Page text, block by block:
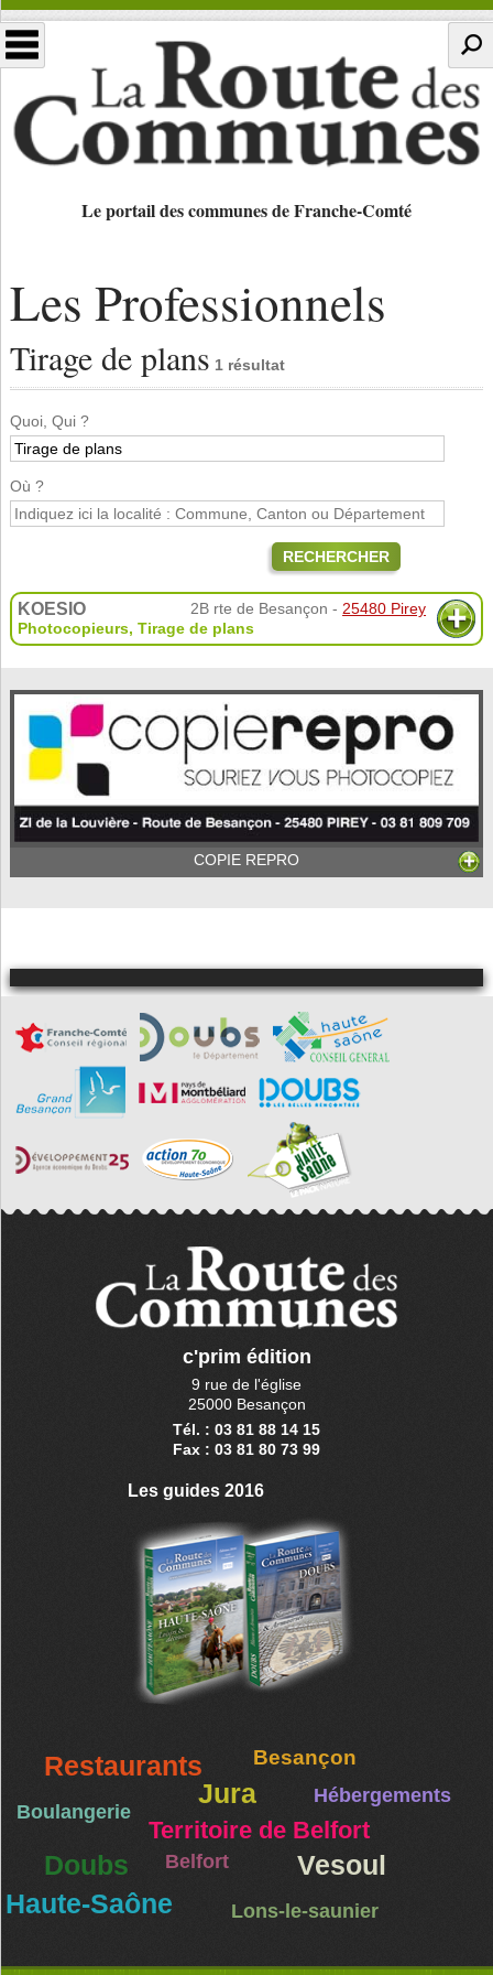
Le portail des communes de Franche-Comté
Les Professionnels
Tirage de plans 1 résultat
Quoi, Qui ?
Où ?
RECHERCHER
KOESIO 2B rte de Besançon - 25480 Pirey
Photocopieurs, Tirage de plans
COPIE REPRO
c'prim édition
9 rue de l'église
25000 Besançon
Tél. : 03 81 88 14 15
Fax : 03 81 80 73 99
Les guides 2016
Restaurants Besançon
Jura Hébergements
Boulangerie
Territoire de Belfort
Doubs Belfort
Vesoul
Haute-Saône
Lons-le-saunier